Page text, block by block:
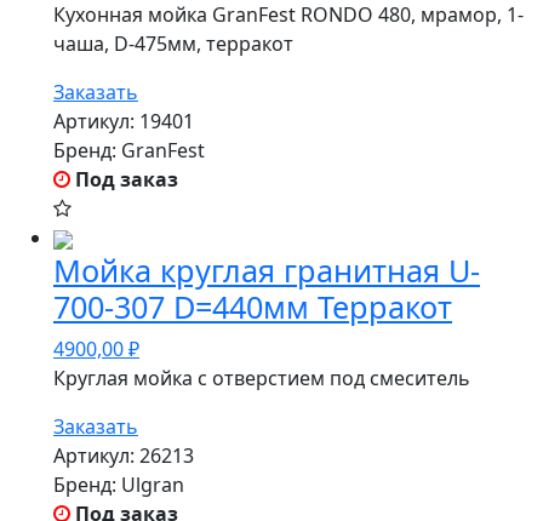
Кухонная мойка GranFest RONDO 480, мрамор, 1-
чаша, D-475мм, терракот
Заказать
Артикул: 19401
Бренд: GranFest
Под заказ
Мойка круглая гранитная U-
700-307 D=440мм Терракот
4900,00₽
Круглая мойка с отверстием под смеситель
Заказать
Артикул: 26213
Бренд: Ulgran
Под заказ